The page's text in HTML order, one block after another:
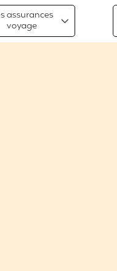
assurances
voyage